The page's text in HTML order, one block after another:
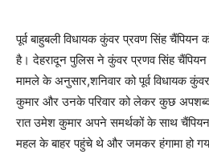
पूर्व बाहुबली विधायक कुंवर प्रवण सिंह चैंपियन
है। देहरादून पुलिस ने कुंवर प्रणव सिंह चैंपियन
मामले के अनुसार,शनिवार को पूर्व विधायक
कुमार और उनके परिवार को लेकर कुछ
रात उमेश कुमार अपने समर्थकों के साथ
महल के बाहर पहुंचे थे और जमकर हंगामा हो